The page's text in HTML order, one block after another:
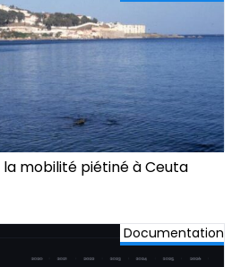
la mobilité piétiné à Ceuta
Documentation